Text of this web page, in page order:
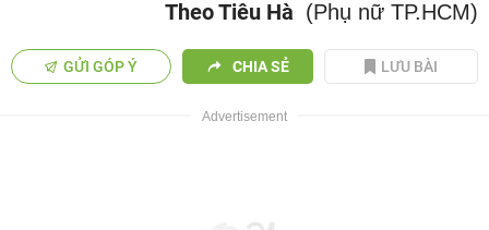
Theo Tiêu Hà (Phụ nữ TP.HCM)
GỬI GÓP Ý CHIA SẺ LƯU BÀI